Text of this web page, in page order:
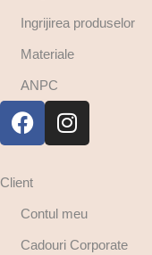
Ingrijirea produselor
Materiale
ANPC
Client
Contul meu
Cadouri Corporate